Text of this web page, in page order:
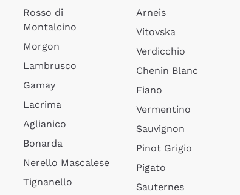
Rosso di
Montalcino
Morgon
Lambrusco
Gamay
Lacrima
Aglianico
Bonarda
Nerello Mascalese
Tignanello
Arneis
Vitovska
Verdicchio
Chenin Blanc
Fiano
Vermentino
Sauvignon
Pinot Grigio
Pigato
Sauternes